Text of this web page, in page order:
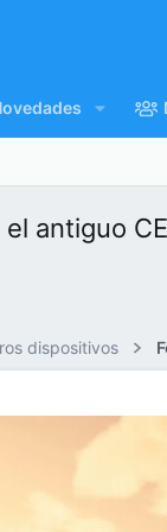
el antiguo
dispositivos